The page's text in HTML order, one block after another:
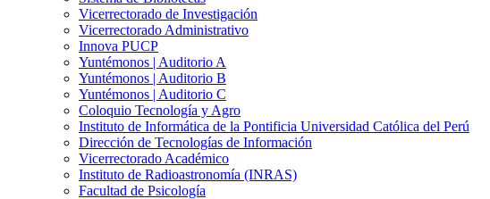
Vicerrectorado de Investigación
Vicerrectorado Administrativo
Innova PUCP
Yuntémonos | Auditorio A
Yuntémonos | Auditorio B
Yuntémonos | Auditorio C
Coloquio Tecnología y Agro
Instituto de Informática de la Pontificia Universidad Católica del Perú
Dirección de Tecnologías de Información
Vicerrectorado Académico
Instituto de Radioastronomía (INRAS)
Facultad de Psicología